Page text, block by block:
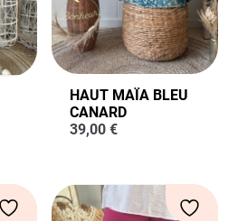
HAUT MAÏA BLEU
CANARD
39,00 €